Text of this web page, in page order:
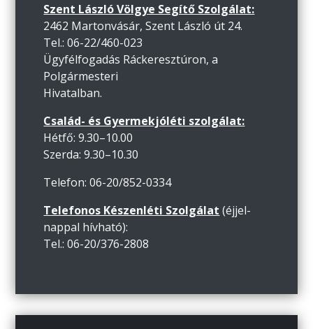
Szent László Völgye Segítő Szolgálat:
2462 Martonvásár, Szent László út 24.
Tel.: 06-22/460-023
Ügyfélfogadás Ráckeresztúron, a
Polgármesteri
Hivatalban.
Család- és Gyermekjóléti szolgálat:
Hétfő: 9.30–10.00
Szerda: 9.30–10.30
Telefon: 06-20/852-0334
Telefonos Készenléti Szolgálat (éjjel-
nappal hívható):
Tel.: 06-20/376-2808